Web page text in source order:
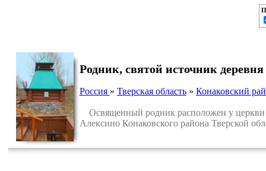
Родник, святой источник
Россия » Тверская область» Конаковский
Освященный родник расположен у церкви
Алексино Конаковского района Тверской